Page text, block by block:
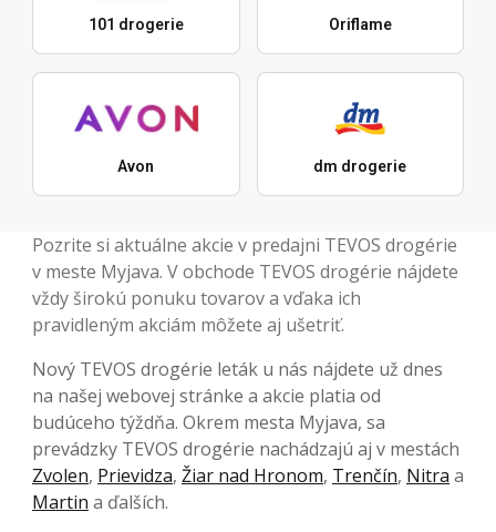
101 drogerie Oriflame
Avon dm drogerie
Pozrite si aktuálne akcie v predajni TEVOS drogérie
v meste Myjava. V obchode TEVOS drogérie nájdete
vždy širokú ponuku tovarov a vďaka ich
pravidleným akciám môžete aj ušetriť.
Nový TEVOS drogérie leták u nás nájdete už dnes
na našej webovej stránke a akcie platia od
budúceho týždňa. Okrem mesta Myjava, sa
prevádzky TEVOS drogérie nachádzajú aj v mestách
Zvolen, Prievidza, Žiar nad Hronom, Trenčín, Nitra a
Martin a ďalších.